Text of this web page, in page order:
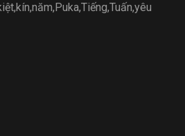
,kín,năm,Puka,Tiếng,Tuấn,yêu